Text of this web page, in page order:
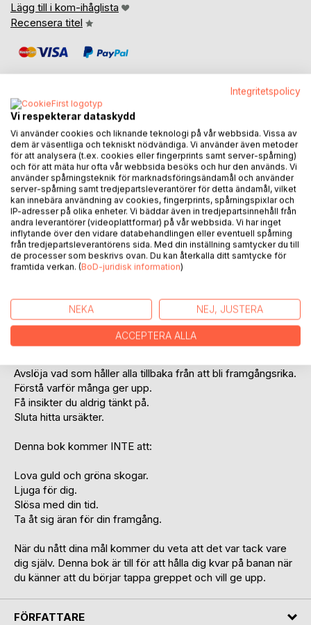
Lägg till i kom-ihåglista
Recensera titel
BESKRIVNING
Vad gör denna bok unik?
Inga krångliga tekniker eller mantra att utföra.
Inget "tänk positivt, så blir allting bra" nonsens.
Rakt på sak utan att gömma det viktiga budskapet.
Insiktsbaserad istället för teknikbaserad, passar alla.
Lättläst och tydlig för att undvika missförstånd.
Kort och koncis, så du kan fokusera på att få saker gjorda.
Vad du kommer få ut av att läsa denna bok:
Förstå varför du misslyckas.
Lär dig hur du når din framgång.
Avslöja vad som håller alla tillbaka från att bli framgångsrika.
Förstå varför många ger upp.
Få insikter du aldrig tänkt på.
Sluta hitta ursäkter.
Denna bok kommer INTE att:
Lova guld och gröna skogar.
Ljuga för dig.
Slösa med din tid.
Ta åt sig äran för din framgång.
När du nått dina mål kommer du veta att det var tack vare
dig själv. Denna bok är till för att hålla dig kvar på banan när
du känner att du börjar tappa greppet och vill ge upp.
FÖRFATTARE
Integritetspolicy
Vi respekterar dataskydd
Vi använder cookies och liknande teknologi på vår webbsida. Vissa av
dem är väsentliga och tekniskt nödvändiga. Vi använder även metoder
för att analysera (t.ex. cookies eller fingerprints samt server-spårning)
och för att mäta hur ofta vår webbsida besöks och hur den används. Vi
använder spårningsteknik för marknadsföringsändamål och använder
server-spårning samt tredjepartsleverantörer för detta ändamål, vilket
kan innebära användning av cookies, fingerprints, spårningspixlar och
IP-adresser på olika enheter. Vi bäddar även in tredjepartsinnehåll från
andra leverantörer (videoplattformar) på vår webbsida. Vi har inget
inflytande över den vidare databehandlingen eller eventuell spårning
från tredjepartsleverantörens sida. Med din inställning samtycker du till
de processer som beskrivs ovan. Du kan återkalla ditt samtycke för
framtida verkan. (BoD-juridisk information)
NEKA NEJ, JUSTERA
ACCEPTERA ALLA